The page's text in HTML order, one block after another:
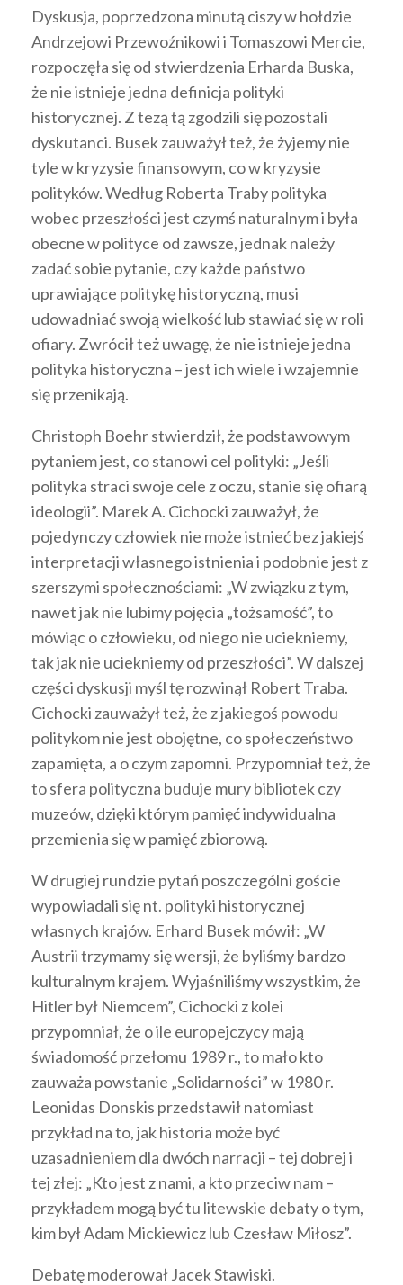
Dyskusja, poprzedzona minutą ciszy w hołdzie
Andrzejowi Przewoźnikowi i Tomaszowi Mercie,
rozpoczęła się od stwierdzenia Erharda Buska,
że nie istnieje jedna definicja polityki
historycznej. Z tezą tą zgodzili się pozostali
dyskutanci. Busek zauważył też, że żyjemy nie
tyle w kryzysie finansowym, co w kryzysie
polityków. Według Roberta Traby polityka
wobec przeszłości jest czymś naturalnym i była
obecne w polityce od zawsze, jednak należy
zadać sobie pytanie, czy każde państwo
uprawiające politykę historyczną, musi
udowadniać swoją wielkość lub stawiać się w roli
ofiary. Zwrócił też uwagę, że nie istnieje jedna
polityka historyczna – jest ich wiele i wzajemnie
się przenikają.
Christoph Boehr stwierdził, że podstawowym
pytaniem jest, co stanowi cel polityki: „Jeśli
polityka straci swoje cele z oczu, stanie się ofiarą
ideologii”. Marek A. Cichocki zauważył, że
pojedynczy człowiek nie może istnieć bez jakiejś
interpretacji własnego istnienia i podobnie jest z
szerszymi społecznościami: „W związku z tym,
nawet jak nie lubimy pojęcia „tożsamość”, to
mówiąc o człowieku, od niego nie uciekniemy,
tak jak nie uciekniemy od przeszłości”. W dalszej
części dyskusji myśl tę rozwinął Robert Traba.
Cichocki zauważył też, że z jakiegoś powodu
politykom nie jest obojętne, co społeczeństwo
zapamięta, a o czym zapomni. Przypomniał też, że
to sfera polityczna buduje mury bibliotek czy
muzeów, dzięki którym pamięć indywidualna
przemienia się w pamięć zbiorową.
W drugiej rundzie pytań poszczególni goście
wypowiadali się nt. polityki historycznej
własnych krajów. Erhard Busek mówił: „W
Austrii trzymamy się wersji, że byliśmy bardzo
kulturalnym krajem. Wyjaśniliśmy wszystkim, że
Hitler był Niemcem”, Cichocki z kolei
przypomniał, że o ile europejczycy mają
świadomość przełomu 1989 r., to mało kto
zauważa powstanie „Solidarności” w 1980 r.
Leonidas Donskis przedstawił natomiast
przykład na to, jak historia może być
uzasadnieniem dla dwóch narracji – tej dobrej i
tej złej: „Kto jest z nami, a kto przeciw nam –
przykładem mogą być tu litewskie debaty o tym,
kim był Adam Mickiewicz lub Czesław Miłosz”.
Debatę moderował Jacek Stawiski.